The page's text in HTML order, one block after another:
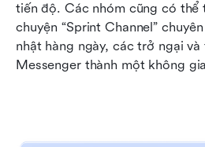
tiến độ. Các nhóm cũng có thể
chuyện “Sprint Channel”
nhật hàng ngày, các trở ngại
Messenger thành một không